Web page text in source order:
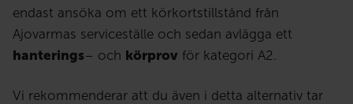
endast ansöka om ett körkortstillstånd från
Ajovarmas serviceställe och sedan avlägga ett
hanterings– och körprov för kategori A2.
Vi rekommenderar att du även i detta alternativ tar